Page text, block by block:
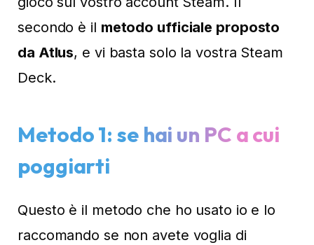
secondo è il metodo ufficiale proposto
da Atlus, e vi basta solo la vostra Steam
Deck.
Metodo 1: se hai un PC a cui
poggiarti
Questo è il metodo che ho usato io e lo
raccomando se non avete voglia di